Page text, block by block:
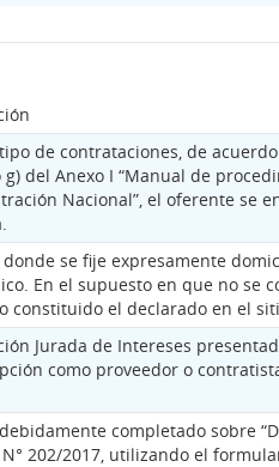
de contrataciones, de
g) del Anexo I “Manual de
Nacional”, el oferente se
donde se fije expresamente
En el supuesto en que no se
constituido el declarado en el
Jurada de Intereses
como proveedor o
completado sobre
202/2017, utilizando el